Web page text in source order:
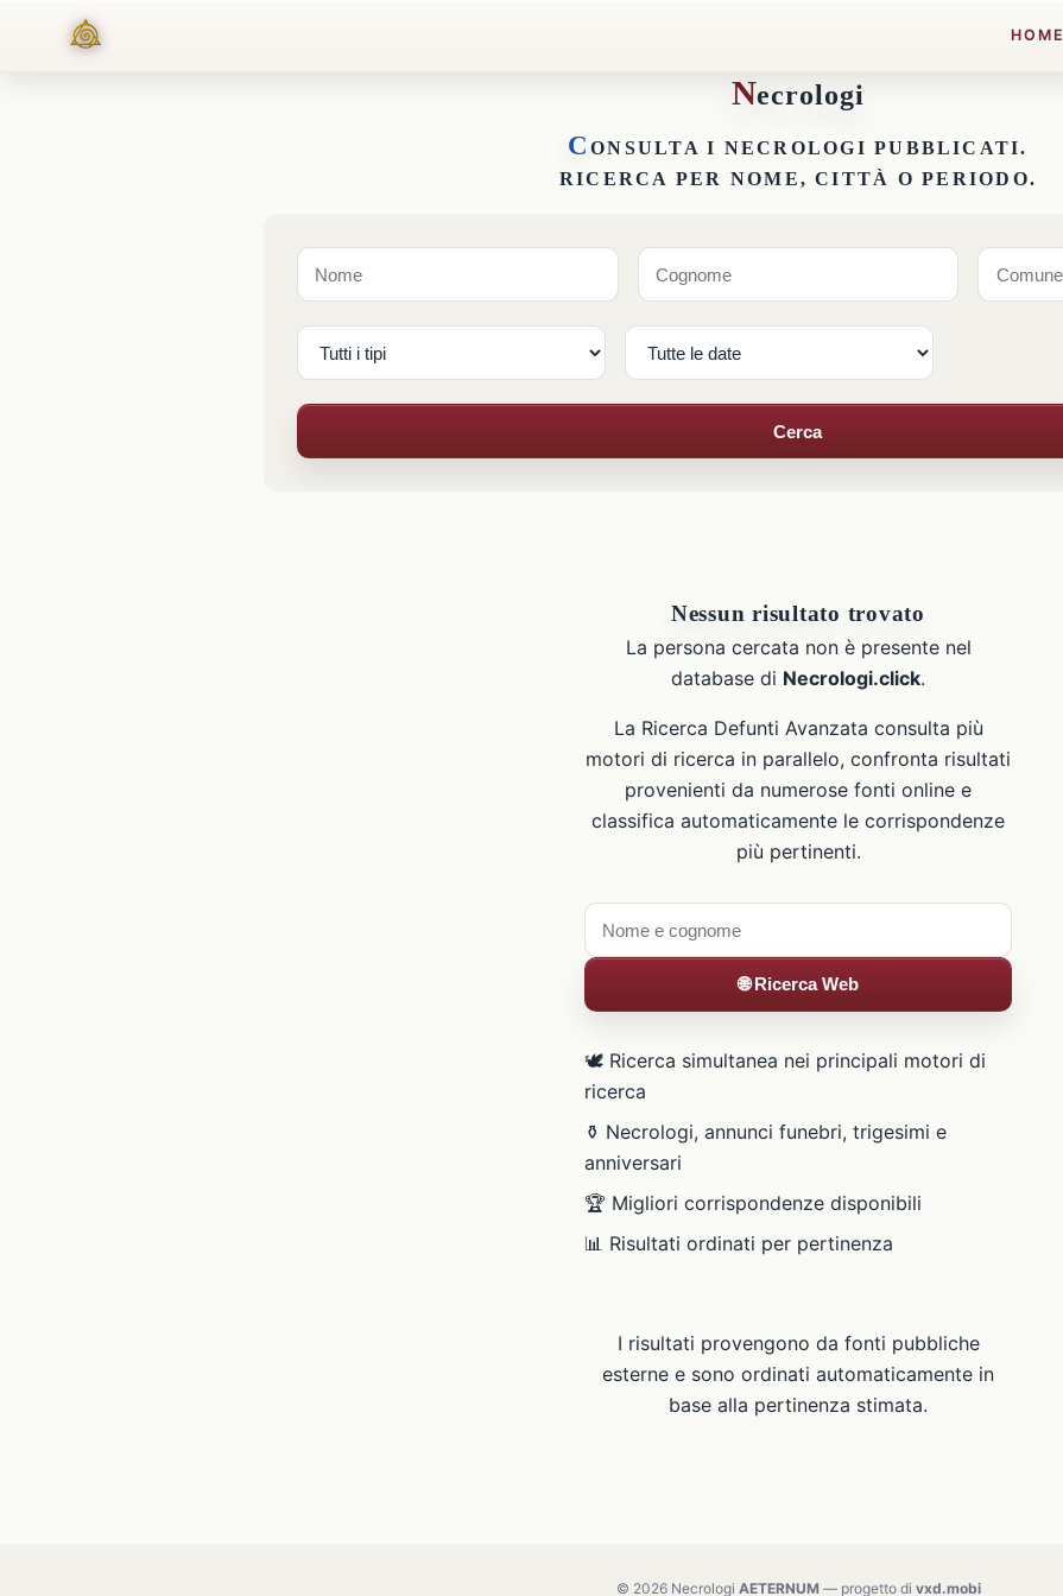
HOME
Necrologi
C ONSULTA I NECROLOGI PUBBLICATI.
RICERCA PER NOME, CITTÀ O PERIODO.
Cerca
Nessun risultato trovato
La persona cercata non è presente nel
database di Necrologi.click.
La Ricerca Defunti Avanzata consulta più
motori di ricerca in parallelo, confronta risultati
provenienti da numerose fonti online e
classifica automaticamente le corrispondenze
più pertinenti.
🌐 Ricerca Web
🕊️ Ricerca simultanea nei principali motori di
ricerca
⚱️ Necrologi, annunci funebri, trigesimi e
anniversari
🏆 Migliori corrispondenze disponibili
📊 Risultati ordinati per pertinenza
I risultati provengono da fonti pubbliche
esterne e sono ordinati automaticamente in
base alla pertinenza stimata.
© 2026 Necrologi AETERNUM— progetto di vxd.mobi